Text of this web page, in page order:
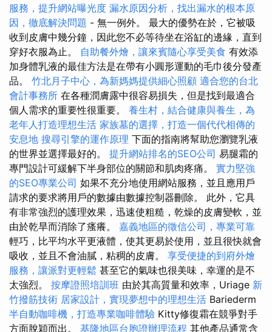
服務，提升網站曝光度 漏水原因分析，找出漏水的根本原
因，徹底解決問題 - 無一例外。 最大的優勢在於，它被吸
收到皮膚中幾分鐘，因此您不必等待坐在浴缸的邊緣，直到
穿好衣服為止。 自助餐外燴，讓來賓隨心享受美食 有效添
加身體乳液的最佳方法是在帶有小圓形運動的毛巾後分發產
品。 竹北月子中心，為新媽媽提供細心照顧 適合您的台北
會計事務所 在各種潤膚露中很容易損失，但是找到最適合
個人需求的重要性很重要。 養生村，結合健康與養生，為
老年人打造理想生活 家族墓的選擇，打造一個代代相傳的
安息地 搜尋引擎的運作原理 下面的指南將幫助您瀏覽乳液
的世界並選擇最好的。 提升網站排名的SEO公司 易腿霜的
專門設計可緩解下半身部位的關節和肌肉疼痛。 實力堅強
的SEO專業公司 如果不充分地使用網站服務，並且應用戶
請求的要求將用戶的數據由數據控制器刪除。 此外，它具
有非常強烈的護理效果，迅速使粗糙，乾燥的皮膚變軟，並
由於乾旱而消除了瘙癢。 嘉義地區的徵信公司，專業可靠
輕巧，比平均水平更液體，使其更易於使用，並且很快就會
吸收，並且不會油膩，粘稠的皮膚。 享受便捷的到府外燴
服務，讓派對更輕鬆 甚至它的氣味也很美味，幸運的是不
太強烈。 按摩證照培訓班 由於其高質量和效率，Uriage 新
竹撥筋技術 居家設計，實現夢想中的理想生活 Bariederm
半自動咖啡機，打造專業咖啡體驗 Kitty修復霜在競爭對手
方面脫穎而出。 基隆地區台胞證辦理流程 其他產品通常含